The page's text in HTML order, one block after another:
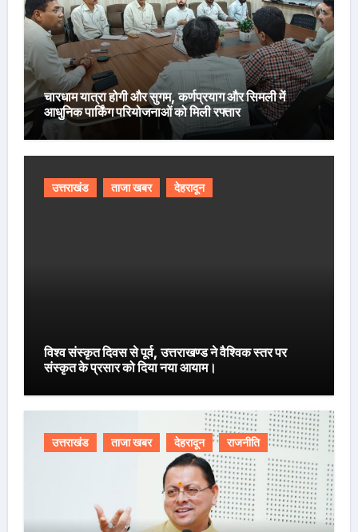
चारधाम यात्रा होगी और सुगम, कर्णप्रयाग और सिमली में
आधुनिक पार्किंग परियोजनाओं को मिली रफ्तार
उत्तराखंड ताजा खबर देहरादून
विश्व संस्कृत दिवस से पूर्व, उत्तराखण्ड ने वैश्विक स्तर पर
संस्कृत के प्रसार को दिया नया आयाम।
उत्तराखंड ताजा खबर देहरादून राजनीति